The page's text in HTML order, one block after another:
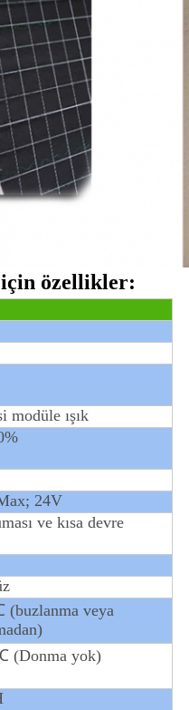
özellikler:
modüle ışık
24V
ve kısa devre
veya
(Donma yok)